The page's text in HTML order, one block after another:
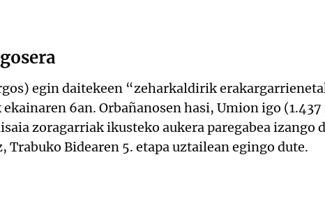
egin daitekeen “zeharkaldirik
6an. Orbañanosen hasi, Umion igo
zoragarriak ikusteko aukera paregabea izango
Bidearen 5. etapa uztailean egingo dute.